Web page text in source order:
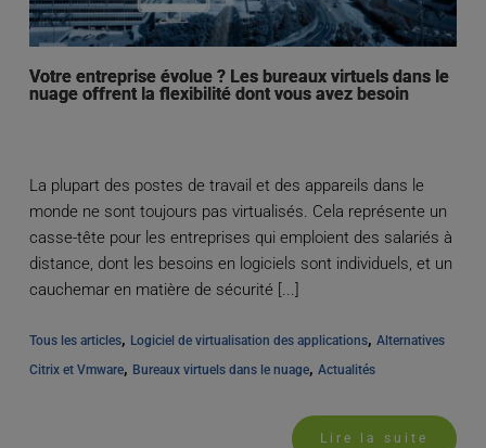
Votre entreprise évolue ? Les bureaux virtuels dans le
nuage offrent la flexibilité dont vous avez besoin
La plupart des postes de travail et des appareils dans le
monde ne sont toujours pas virtualisés. Cela représente un
casse-tête pour les entreprises qui emploient des salariés à
distance, dont les besoins en logiciels sont individuels, et un
cauchemar en matière de sécurité [...]
Tous les articles, Logiciel de virtualisation des applications, Alternatives
Citrix et Vmware, Bureaux virtuels dans le nuage, Actualités
Lire la suite